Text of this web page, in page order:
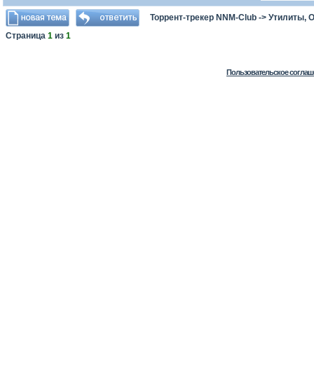
Торрент-трекер NNM-Club -> Утилиты,
Страница 1 из 1
Пользовательское